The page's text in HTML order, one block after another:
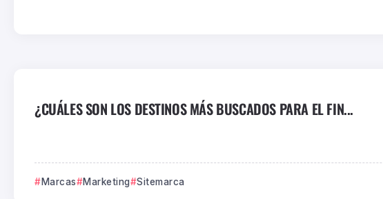
¿CUÁLES SON LOS DESTINOS MÁS BUSCADOS PARA EL FIN...
Marcas Marketing Sitemarca